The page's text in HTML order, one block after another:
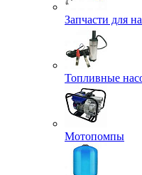
Запчасти для
Топливные
Мотопомпы